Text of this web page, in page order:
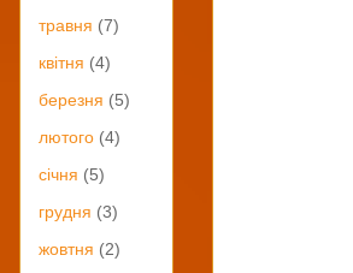
травня (7)
квітня (4)
березня (5)
лютого (4)
січня (5)
грудня (3)
жовтня (2)